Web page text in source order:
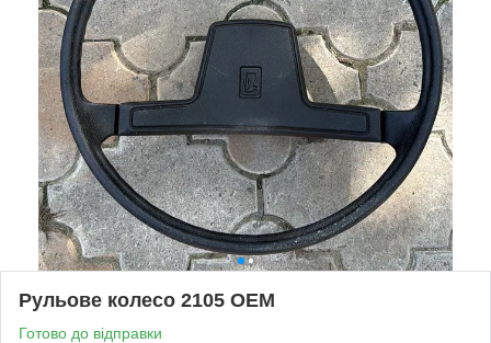
Рульове колесо 2105 OEM
Готово до відправки